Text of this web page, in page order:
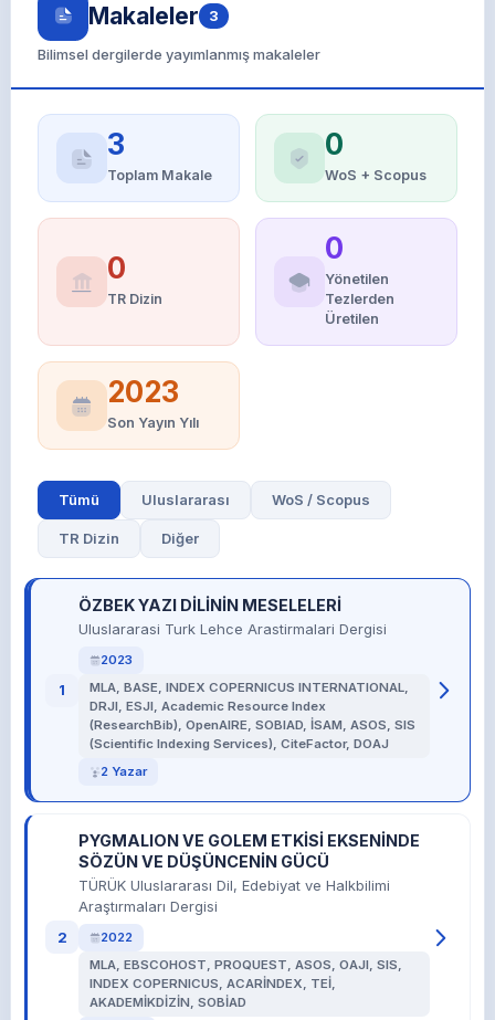
Makaleler 3
Bilimsel dergilerde yayımlanmış makaleler
3
Toplam Makale
0
WoS + Scopus
0
TR Dizin
0
Yönetilen
Tezlerden
Üretilen
2023
Son Yayın Yılı
Tümü Uluslararası WoS / Scopus
TR Dizin Diğer
1
ÖZBEK YAZI DİLİNİN MESELELERİ
Uluslararasi Turk Lehce Arastirmalari Dergisi
2023
MLA, BASE, INDEX COPERNICUS INTERNATIONAL,
DRJI, ESJI, Academic Resource Index
(ResearchBib), OpenAIRE, SOBIAD, İSAM, ASOS, SIS
(Scientific Indexing Services), CiteFactor, DOAJ
2 Yazar
2
PYGMALION VE GOLEM ETKİSİ EKSENİNDE
SÖZÜN VE DÜŞÜNCENİN GÜCÜ
TÜRÜK Uluslararası Dil, Edebiyat ve Halkbilimi
Araştırmaları Dergisi
2022
MLA, EBSCOHOST, PROQUEST, ASOS, OAJI, SIS,
INDEX COPERNICUS, ACARİNDEX, TEİ,
AKADEMİKDİZİN, SOBİAD